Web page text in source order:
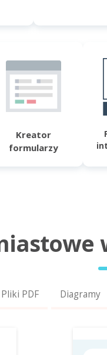
Kreator
formularzy
Pliki PDF Diagramy